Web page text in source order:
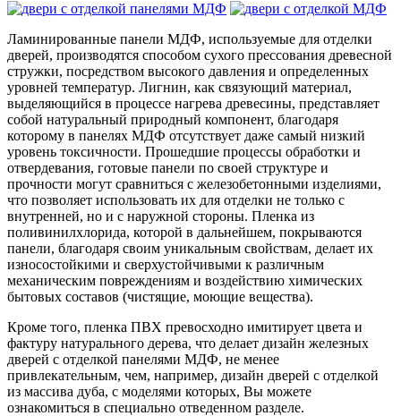
Ламинированные панели МДФ, используемые для отделки
дверей, производятся способом сухого прессования древесной
стружки, посредством высокого давления и определенных
уровней температур. Лигнин, как связующий материал,
выделяющийся в процессе нагрева древесины, представляет
собой натуральный природный компонент, благодаря
которому в панелях МДФ отсутствует даже самый низкий
уровень токсичности. Прошедшие процессы обработки и
отвердевания, готовые панели по своей структуре и
прочности могут сравниться с железобетонными изделиями,
что позволяет использовать их для отделки не только с
внутренней, но и с наружной стороны. Пленка из
поливинилхлорида, которой в дальнейшем, покрываются
панели, благодаря своим уникальным свойствам, делает их
износостойкими и сверхустойчивыми к различным
механическим повреждениям и воздействию химических
бытовых составов (чистящие, моющие вещества).
Кроме того, пленка ПВХ превосходно имитирует цвета и
фактуру натурального дерева, что делает дизайн железных
дверей с отделкой панелями МДФ, не менее
привлекательным, чем, например, дизайн дверей с отделкой
из массива дуба, с моделями которых, Вы можете
ознакомиться в специально отведенном разделе.